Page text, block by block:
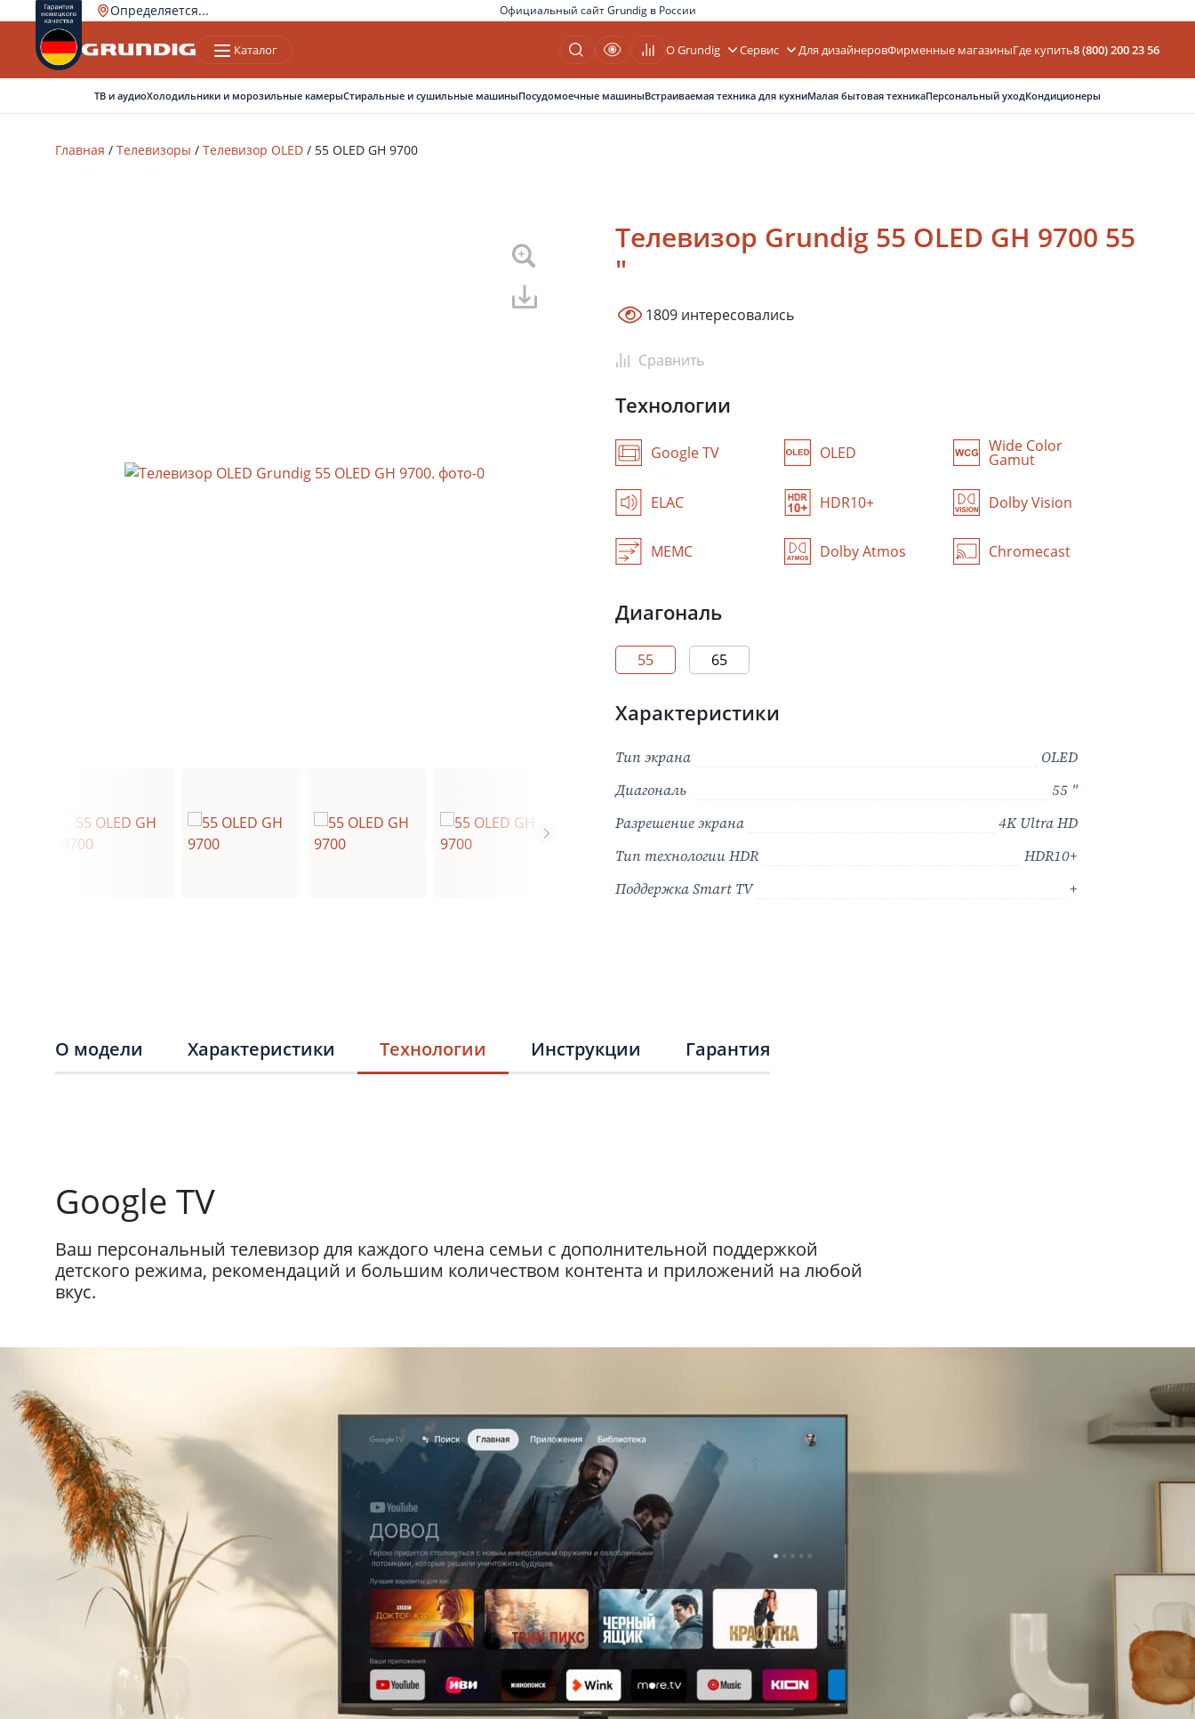
Официальный сайт Grundig в России
Определяется...
Ваш город
Каталог О Grundig Сервис Для дизайнеровФирменные магазиныГде купить8 (800) 200 23 56
ТВ и аудиоХолодильники и морозильные камерыСтиральные и сушильные машиныПосудомоечные машиныВстраиваемая техника для кухниМалая бытовая техникаПерсональный уходКондиционеры
Главная / Телевизоры / Телевизор OLED / 55 OLED GH 9700
Телевизор Grundig 55 OLED GH 9700 55
"
1809 интересовались
Сравнить
Технологии
Google TV OLED Wide Color
Gamut
ELAC HDR10+ Dolby Vision
MEMC Dolby Atmos Chromecast
Диагональ
55 65
Характеристики
Тип экрана
OLED
Диагональ
55 "
Разрешение экрана
4K Ultra HD
Тип технологии HDR
HDR10+
Поддержка Smart TV
+
О модели Характеристики Технологии Инструкции Гарантия
Google TV
Ваш персональный телевизор для каждого члена семьи с дополнительной поддержкой
детского режима, рекомендаций и большим количеством контента и приложений на любой
вкус.